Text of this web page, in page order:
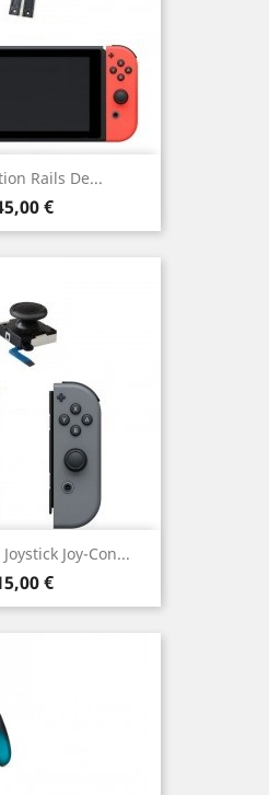
Rails De...
€
Joy-Con...
€